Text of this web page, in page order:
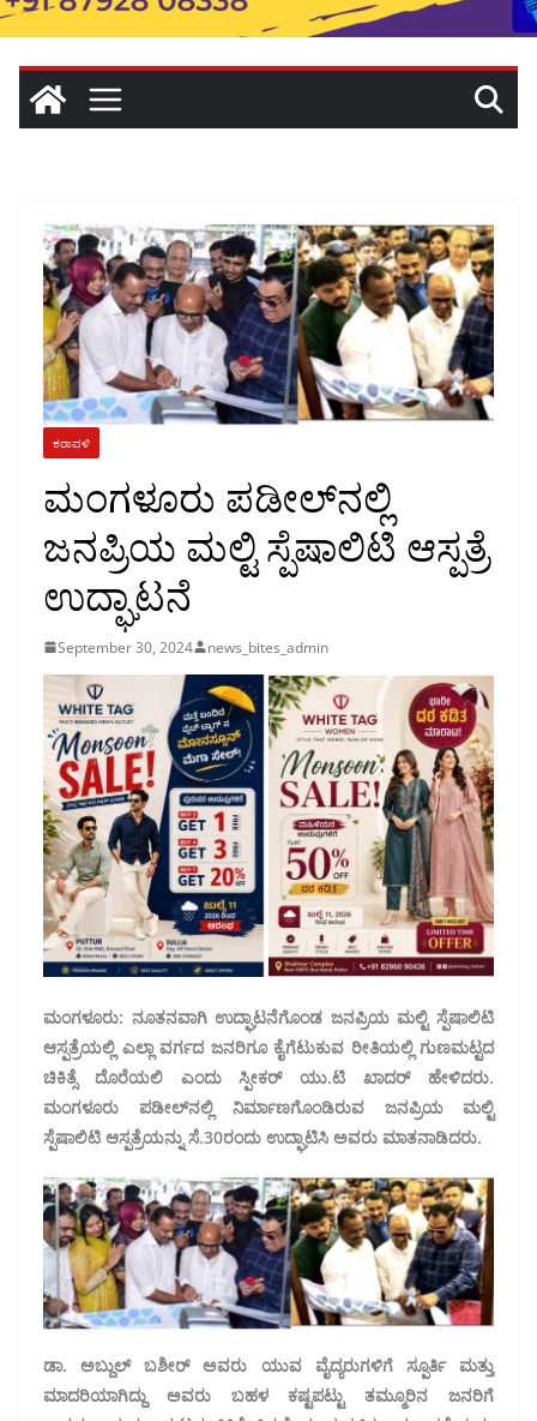
ಕರಾವಳಿ
ಮಂಗಳೂರು ಪಡೀಲ್‌ನಲ್ಲಿ
ಜನಪ್ರಿಯ ಮಲ್ಟಿ ಸ್ಪೆಷಾಲಿಟಿ ಆಸ್ಪತ್ರೆ
ಉದ್ಘಾಟನೆ
September 30, 2024 news_bites_admin
ಮಂಗಳೂರು: ನೂತನವಾಗಿ ಉದ್ಘಾಟನೆಗೊಂಡ ಜನಪ್ರಿಯ ಮಲ್ಟಿ ಸ್ಪೆಷಾಲಿಟಿ
ಆಸ್ಪತ್ರೆಯಲ್ಲಿ ಎಲ್ಲಾ ವರ್ಗದ ಜನರಿಗೂ ಕೈಗೆಟುಕುವ ರೀತಿಯಲ್ಲಿ ಗುಣಮಟ್ಟದ
ಚಿಕಿತ್ಸೆ ದೊರೆಯಲಿ ಎಂದು ಸ್ಪೀಕರ್ ಯು.ಟಿ ಖಾದರ್ ಹೇಳಿದರು.
ಮಂಗಳೂರು ಪಡೀಲ್‌ನಲ್ಲಿ ನಿರ್ಮಾಣಗೊಂಡಿರುವ ಜನಪ್ರಿಯ ಮಲ್ಟಿ
ಸ್ಪೆಷಾಲಿಟಿ ಆಸ್ಪತ್ರೆಯನ್ನು ಸೆ.30ರಂದು ಉದ್ಘಾಟಿಸಿ ಅವರು ಮಾತನಾಡಿದರು.
ಡಾ. ಅಬ್ದುಲ್ ಬಶೀರ್ ಅವರು ಯುವ ವೈದ್ಯರುಗಳಿಗೆ ಸ್ಪೂರ್ತಿ ಮತ್ತು
ಮಾದರಿಯಾಗಿದ್ದು ಅವರು ಬಹಳ ಕಷ್ಟಪಟ್ಟು ತಮ್ಮೂರಿನ ಜನರಿಗೆ